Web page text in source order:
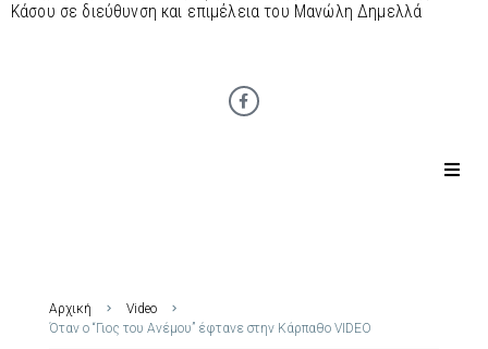
Κάσου σε διεύθυνση και επιμέλεια του Μανώλη Δημελλά
Αρχική
Video
Όταν ο “Γιος του Ανέμου” έφτανε στην Κάρπαθο VIDEO